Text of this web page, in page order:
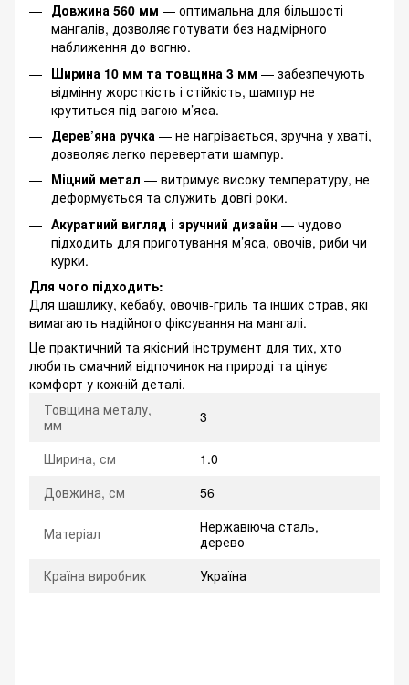
Довжина 560 мм — оптимальна для більшості
мангалів, дозволяє готувати без надмірного
наближення до вогню.
Ширина 10 мм та товщина 3 мм — забезпечують
відмінну жорсткість і стійкість, шампур не
крутиться під вагою м’яса.
Дерев’яна ручка — не нагрівається, зручна у хваті,
дозволяє легко перевертати шампур.
Міцний метал — витримує високу температуру, не
деформується та служить довгі роки.
Акуратний вигляд і зручний дизайн — чудово
підходить для приготування м’яса, овочів, риби чи
курки.
Для чого підходить:
Для шашлику, кебабу, овочів-гриль та інших страв, які
вимагають надійного фіксування на мангалі.
Це практичний та якісний інструмент для тих, хто
любить смачний відпочинок на природі та цінує
комфорт у кожній деталі.
Товщина металу,
мм
3
Ширина, см
1.0
Довжина, см
56
Матеріал
Нержавіюча сталь,
дерево
Країна виробник
Україна